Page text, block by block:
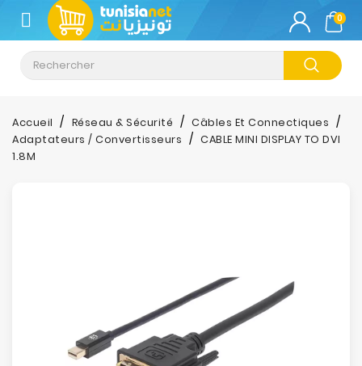
CATÉGORIE
Climatisation
Informatique
Téléphonie
0
Accueil Réseau & Sécurité
Câbles Et Connectiques
Adaptateurs / Convertisseurs
CABLE MINI DISPLAY TO DVI
1.8M